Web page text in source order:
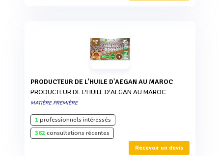
PRODUCTEUR DE L'HUILE D'AEGAN AU MAROC
PRODUCTEUR DE L'HUILE D'AEGAN AU MAROC
MATIÈRE PREMIÈRE
1professionnels intéressés
362consultations récentes
Recevoir un devis